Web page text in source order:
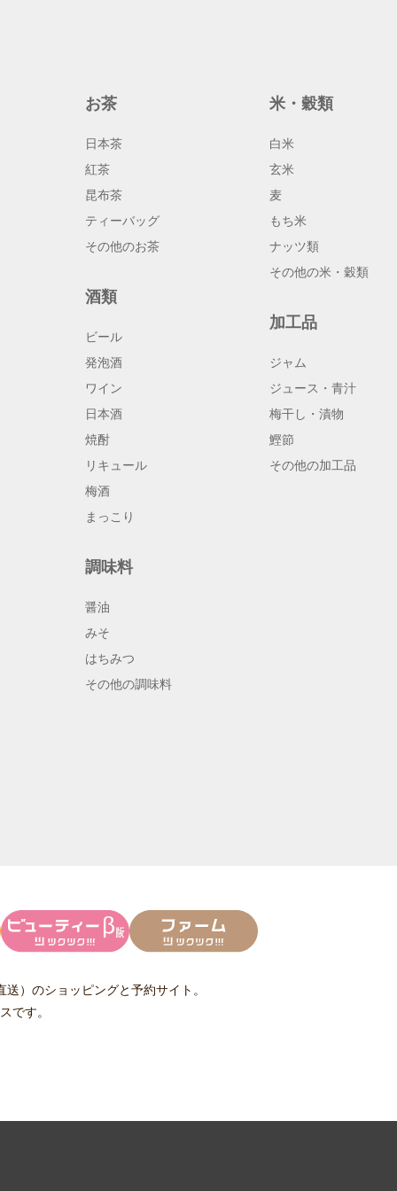
お茶
日本茶
紅茶
昆布茶
ティーバッグ
その他のお茶
酒類
ビール
発泡酒
ワイン
日本酒
焼酎
リキュール
梅酒
まっこり
調味料
醤油
みそ
はちみつ
その他の調味料
米・穀類
白米
玄米
麦
もち米
ナッツ類
その他の米・穀類
加工品
ジャム
ジュース・青汁
梅干し・漬物
鰹節
その他の加工品
） のショッピングと予約サイト。
です。